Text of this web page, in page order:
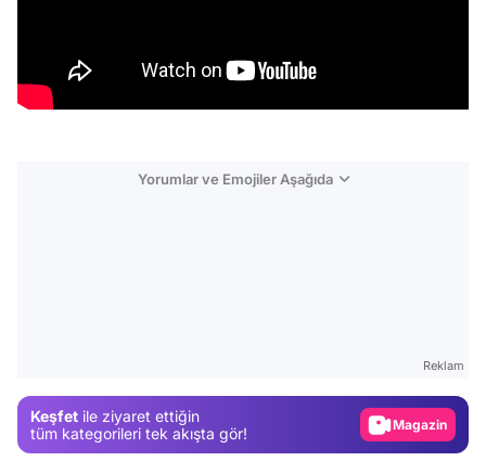
Yorumlar ve Emojiler Aşağıda
Reklam
Keşfet ile ziyaret ettiğin
tüm kategorileri tek akışta gör!
Magazin